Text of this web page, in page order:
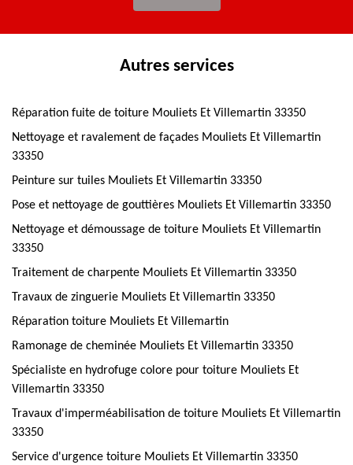
Autres services
Réparation fuite de toiture Mouliets Et Villemartin 33350
Nettoyage et ravalement de façades Mouliets Et Villemartin
33350
Peinture sur tuiles Mouliets Et Villemartin 33350
Pose et nettoyage de gouttières Mouliets Et Villemartin 33350
Nettoyage et démoussage de toiture Mouliets Et Villemartin
33350
Traitement de charpente Mouliets Et Villemartin 33350
Travaux de zinguerie Mouliets Et Villemartin 33350
Réparation toiture Mouliets Et Villemartin
Ramonage de cheminée Mouliets Et Villemartin 33350
Spécialiste en hydrofuge colore pour toiture Mouliets Et
Villemartin 33350
Travaux d'imperméabilisation de toiture Mouliets Et Villemartin
33350
Service d'urgence toiture Mouliets Et Villemartin 33350